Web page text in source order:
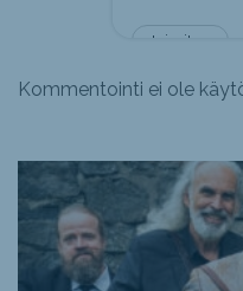
toimitus
Kommentointi ei ole